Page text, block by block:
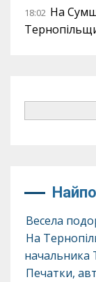
18:02 На
Весела
На
начальника
Печатки,